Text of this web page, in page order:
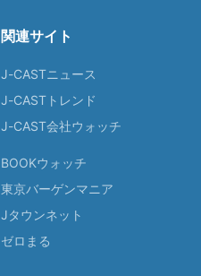
関連サイト
J-CASTニュース
J-CASTトレンド
J-CAST会社ウォッチ
BOOKウォッチ
東京バーゲンマニア
Jタウンネット
ゼロまる